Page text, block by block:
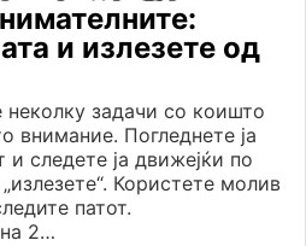
и излезете од
задачи со коишто
внимание. Погледнете ја
и следете ја движејќи по
Користете молив
следите патот.
2…